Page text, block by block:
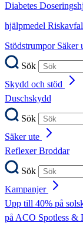
Diabetes
hjälpmedel
Stödstrumpor Säker
Sök
Skydd och stöd
Duschskydd
Sök
Säker ute
ReflexerBroddar
Sök
Kampanjer
Upp till 40% på
på ACO Spotless &